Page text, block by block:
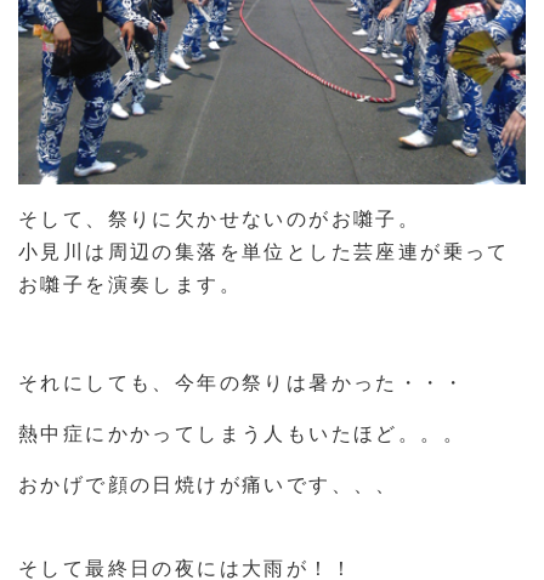
そして、祭りに欠かせないのがお囃子。
小見川は周辺の集落を単位とした芸座連が乗って
お囃子を演奏します。
それにしても、今年の祭りは暑かった・・・
熱中症にかかってしまう人もいたほど。。。
おかげで顔の日焼けが痛いです、、、
そして最終日の夜には大雨が！！